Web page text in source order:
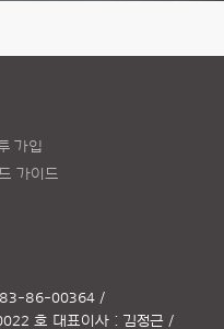
가입
가이드
86-00364 /
호 대표이사 : 김정근 /